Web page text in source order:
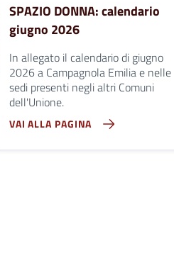
SPAZIO DONNA: calendario
giugno 2026
In allegato il calendario di giugno
2026 a Campagnola Emilia e nelle
sedi presenti negli altri Comuni
dell'Unione.
VAI ALLA PAGINA